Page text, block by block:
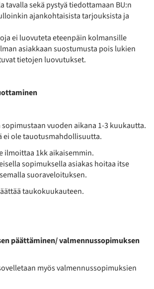
tavalla sekä pystyä tiedottamaan BU:n
ajankohtaisista tarjouksista ja
ei luovuteta eteenpäin kolmansille
asiakkaan suostumusta pois lukien
tietojen luovutukset.
vuoden aikana 1-3 kuukautta.
ei ole tauotusmahdollisuutta.
ilmoittaa 1kk aikaisemmin.
sopimuksella asiakas hoitaa itse
suoraveloituksen.
taukokuukauteen.
päättäminen/ valmennussopimuksen
myös valmennussopimuksien